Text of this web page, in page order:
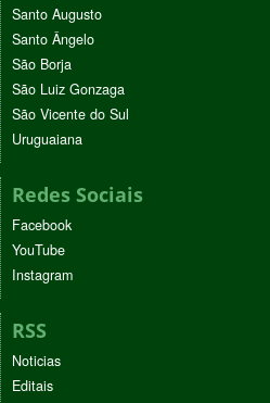
Santo Augusto
Santo Ângelo
São Borja
São Luiz Gonzaga
São Vicente do Sul
Uruguaiana
Redes Sociais
Facebook
YouTube
Instagram
RSS
Noticias
Editais